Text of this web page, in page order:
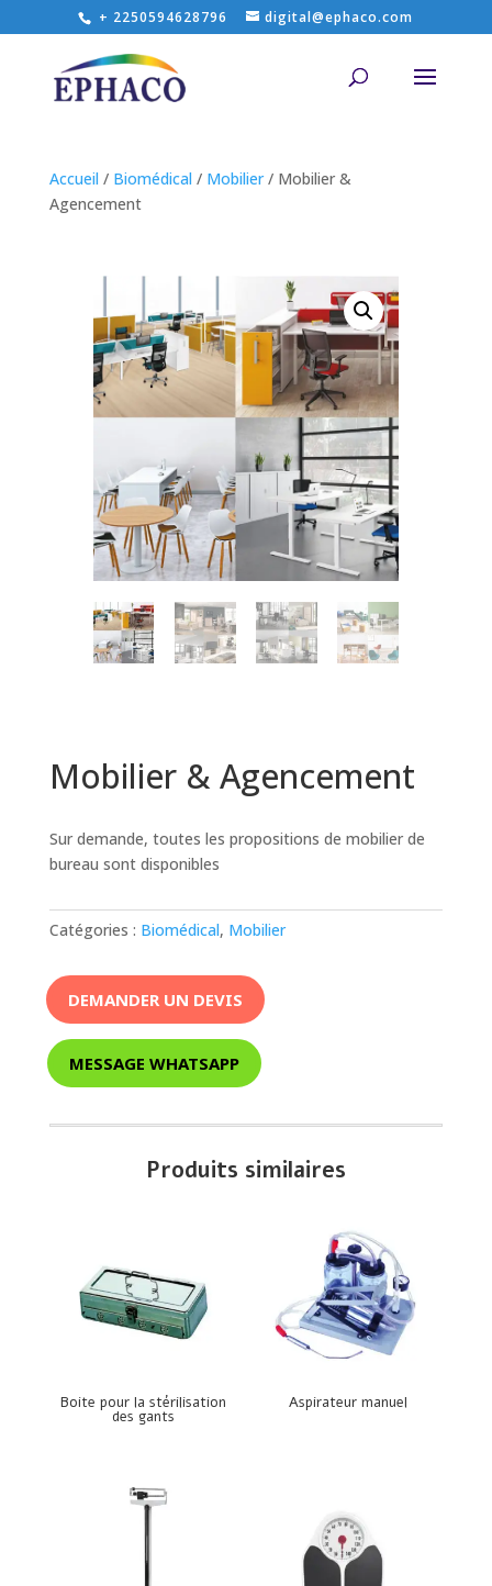
+ 2250594628796 digital@ephaco.com
Accueil / Biomédical / Mobilier/ Mobilier &
Agencement
Mobilier & Agencement
Sur demande, toutes les propositions de mobilier de
bureau sont disponibles
Catégories : Biomédical, Mobilier
DEMANDER UN DEVIS
MESSAGE WHATSAPP
Produits similaires
Boite pour la stérilisation
des gants
Aspirateur manuel